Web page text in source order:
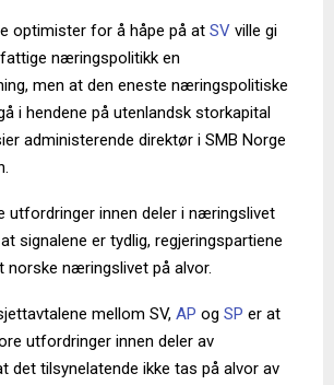
optimister for å håpe på at SV ville gi
næringspolitikk en
men at den eneste næringspolitiske
i hendene på utenlandsk storkapital
administerende direktør i SMB Norge
utfordringer innen deler i næringslivet
signalene er tydlig, regjeringspartiene
norske næringslivet på alvor.
mellom SV, AP og SP er at
utfordringer innen deler av
det tilsynelatende ikke tas på alvor av